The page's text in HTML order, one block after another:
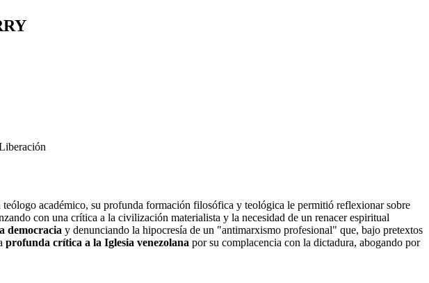
teólogo académico, su profunda formación filosófica y teológica le permitió reflexionar sobre
con una crítica a la civilización materialista y la necesidad de un renacer espiritual
democracia y denunciando la hipocresía de un "antimarxismo profesional" que, bajo pretextos
profunda crítica a la Iglesia venezolana por su complacencia con la dictadura, abogando por